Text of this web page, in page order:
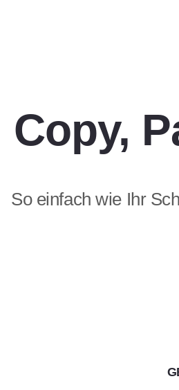
Copy,
So einfach wie Ihr